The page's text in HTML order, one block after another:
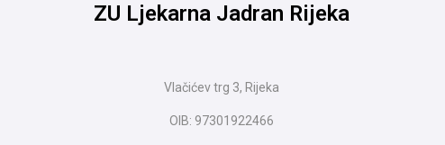
ZU Ljekarna Jadran Rijeka
Vlačićev trg 3, Rijeka
OIB: 97301922466